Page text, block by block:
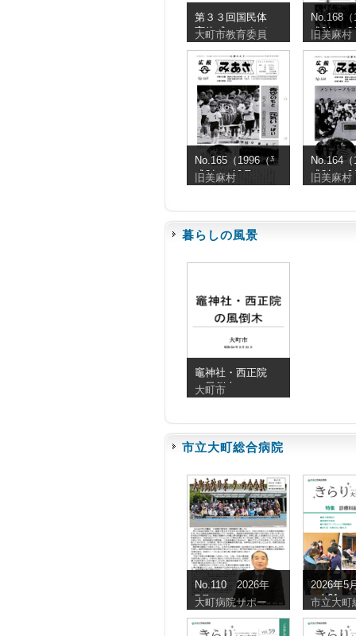
第３３回国民体
育体感（やまび
こ国体）サッカ
ー協議会 記録
写真集
大町市教育委員
No.168
成9年）2
旧美麻村
No.165（1996（平
成8年）10月）
旧美麻村
No.164
成8年）9
旧美麻村
暮らしの風景
竈神社・西正院
の風倒木
大町市
市立大町総合病院
No.110 2026年
7月
大町病院サポー
2026年
vol.61
市立大町